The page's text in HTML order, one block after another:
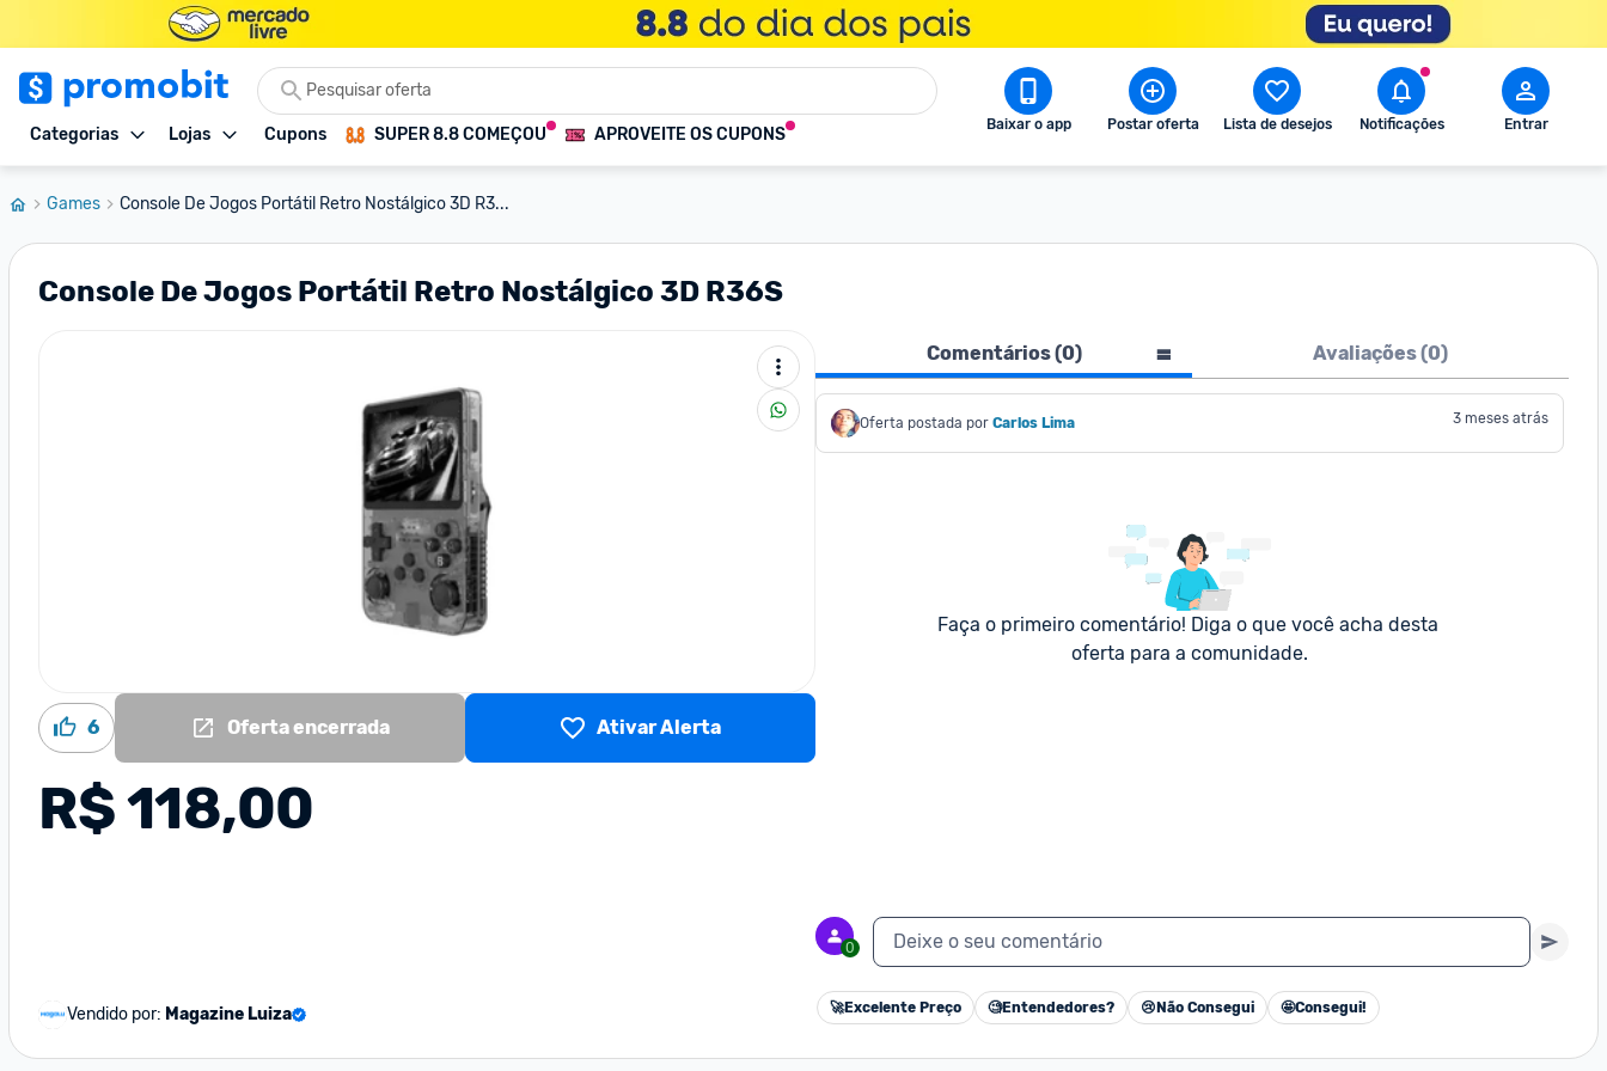
Categorias Lojas Cupons SUPER 8.8 COMEÇOU APROVEITE OS CUPONS Baixar o app Postar oferta Lista de desejos Notificações Entrar
Games Console De Jogos Portátil Retro Nostálgico 3D R3...
Console De Jogos Portátil Retro Nostálgico 3D R36S
6 Oferta encerrada Ativar Alerta
R$ 118,00
Vendido por: Magazine Luiza
Comentários (0) Avaliações (0)
Oferta postada por Carlos Lima 3 meses atrás
Faça o primeiro comentário! Diga o que você acha desta
oferta para a comunidade.
0 Deixe o seu comentário
🚀Excelente Preço 🧐Entendedores? 😢 Não Consegui 🤩Consegui!